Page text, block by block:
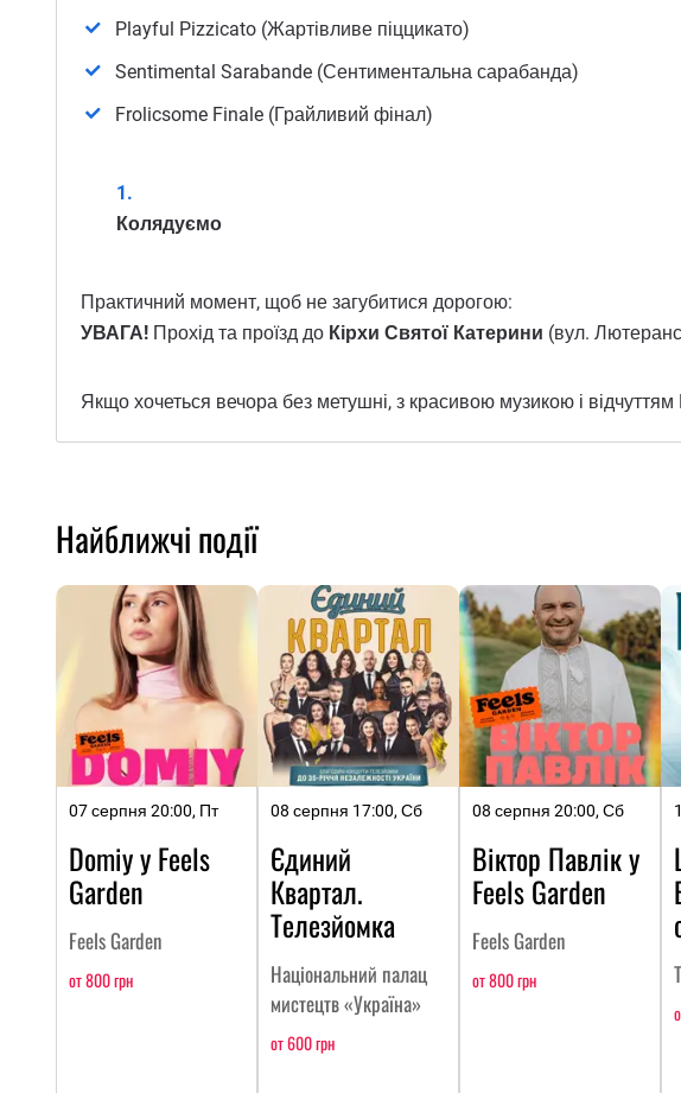
Playful Pizzicato (Жартівливе піццикато)
Sentimental Sarabande (Сентиментальна сарабанда)
Frolicsome Finale (Грайливий фінал)
Колядуємо
Практичний момент, щоб не загубитися дорогою:
УВАГА! Прохід та проїзд до Кірхи Святої Катерини (вул.
Якщо хочеться вечора без метушні, з красивою музикою і
Найближчі події
07 серпня 20:00, Пт
Domiy у Feels
Garden
Feels Garden
от 800 грн
08 серпня 17:00, Сб
Єдиний
Квартал.
Телезйомка
Національний палац
мистецтв «Україна»
от 600 грн
08 серпня 20:00, Сб
Віктор Павлік у
Feels Garden
Feels Garden
от 800 грн